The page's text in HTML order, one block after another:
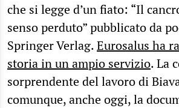
che si legge d’un fiato: “Il
senso perduto” pubblicato da
Springer Verlag.Eurosalus ha
storia in un ampio servizio. La
sorprendente del lavoro di
comunque, anche oggi, la